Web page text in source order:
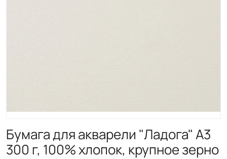
Бумага для акварели "Ладога" А3
300 г, 100% хлопок, крупное зерно